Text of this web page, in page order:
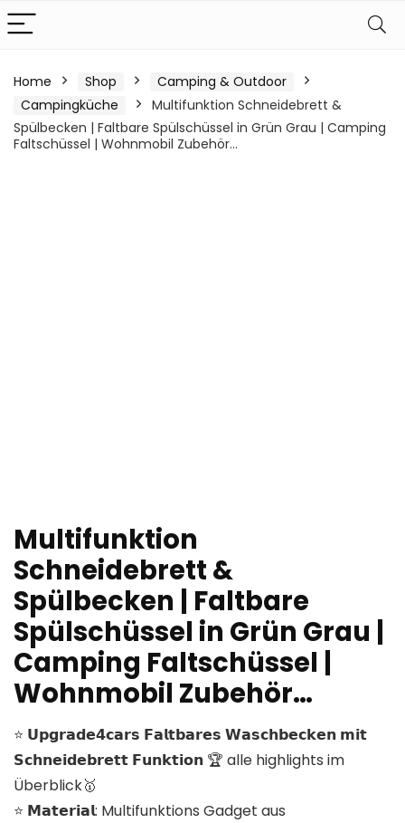
Home Shop
Camping & Outdoor
Campingküche
Multifunktion Schneidebrett &
Spülbecken | Faltbare Spülschüssel in Grün Grau | Camping
Faltschüssel | Wohnmobil Zubehör…
Multifunktion
Schneidebrett &
Spülbecken | Faltbare
Spülschüssel in Grün Grau |
Camping Faltschüssel |
Wohnmobil Zubehör…
⭐️ 𝗨𝗽𝗴𝗿𝗮𝗱𝗲𝟰𝗰𝗮𝗿𝘀 𝗙𝗮𝗹𝘁𝗯𝗮𝗿𝗲𝘀 𝗪𝗮𝘀𝗰𝗵𝗯𝗲𝗰𝗸𝗲𝗻 𝗺𝗶𝘁
𝗦𝗰𝗵𝗻𝗲𝗶𝗱𝗲𝗯𝗿𝗲𝘁𝘁 𝗙𝘂𝗻𝗸𝘁𝗶𝗼𝗻 🏆 alle highlights im
Überblick🥇
⭐️ 𝗠𝗮𝘁𝗲𝗿𝗶𝗮𝗹: Multifunktions Gadget aus